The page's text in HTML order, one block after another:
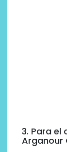
3. Para el
Arganour